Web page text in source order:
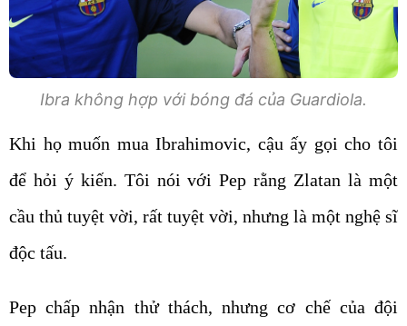
Ibra không hợp với bóng đá của Guardiola.
Khi họ muốn mua Ibrahimovic, cậu ấy gọi cho tôi
để hỏi ý kiến. Tôi nói với Pep rằng Zlatan là một
cầu thủ tuyệt vời, rất tuyệt vời, nhưng là một nghệ sĩ
độc tấu.
Pep chấp nhận thử thách, nhưng cơ chế của đội